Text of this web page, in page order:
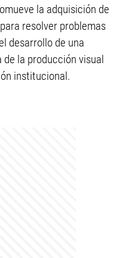
la adquisición de
resolver problemas
desarrollo de una
la producción visual
institucional.